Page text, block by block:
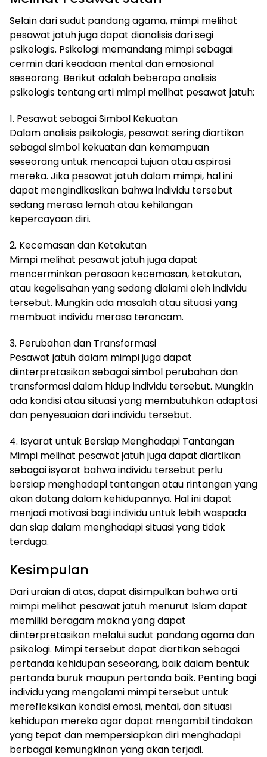
Selain dari sudut pandang agama, mimpi melihat
pesawat jatuh juga dapat dianalisis dari segi
psikologis. Psikologi memandang mimpi sebagai
cermin dari keadaan mental dan emosional
seseorang. Berikut adalah beberapa analisis
psikologis tentang arti mimpi melihat pesawat jatuh:
1. Pesawat sebagai Simbol Kekuatan
Dalam analisis psikologis, pesawat sering diartikan
sebagai simbol kekuatan dan kemampuan
seseorang untuk mencapai tujuan atau aspirasi
mereka. Jika pesawat jatuh dalam mimpi, hal ini
dapat mengindikasikan bahwa individu tersebut
sedang merasa lemah atau kehilangan
kepercayaan diri.
2. Kecemasan dan Ketakutan
Mimpi melihat pesawat jatuh juga dapat
mencerminkan perasaan kecemasan, ketakutan,
atau kegelisahan yang sedang dialami oleh individu
tersebut. Mungkin ada masalah atau situasi yang
membuat individu merasa terancam.
3. Perubahan dan Transformasi
Pesawat jatuh dalam mimpi juga dapat
diinterpretasikan sebagai simbol perubahan dan
transformasi dalam hidup individu tersebut. Mungkin
ada kondisi atau situasi yang membutuhkan adaptasi
dan penyesuaian dari individu tersebut.
4. Isyarat untuk Bersiap Menghadapi Tantangan
Mimpi melihat pesawat jatuh juga dapat diartikan
sebagai isyarat bahwa individu tersebut perlu
bersiap menghadapi tantangan atau rintangan yang
akan datang dalam kehidupannya. Hal ini dapat
menjadi motivasi bagi individu untuk lebih waspada
dan siap dalam menghadapi situasi yang tidak
terduga.
Kesimpulan
Dari uraian di atas, dapat disimpulkan bahwa arti
mimpi melihat pesawat jatuh menurut Islam dapat
memiliki beragam makna yang dapat
diinterpretasikan melalui sudut pandang agama dan
psikologi. Mimpi tersebut dapat diartikan sebagai
pertanda kehidupan seseorang, baik dalam bentuk
pertanda buruk maupun pertanda baik. Penting bagi
individu yang mengalami mimpi tersebut untuk
merefleksikan kondisi emosi, mental, dan situasi
kehidupan mereka agar dapat mengambil tindakan
yang tepat dan mempersiapkan diri menghadapi
berbagai kemungkinan yang akan terjadi.